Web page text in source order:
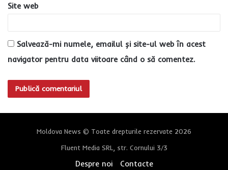
Site web
Salvează-mi numele, emailul și site-ul web în acest
navigator pentru data viitoare când o să comentez.
Moldova News © Toate drepturile rezervate 2026
Fluent Media SRL, str. Cornului 3/3
Despre noi Contacte